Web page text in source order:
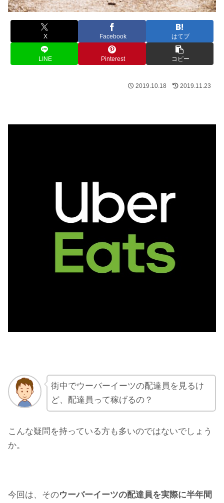
X Facebook はてブ
LINE Pinterest コピー
2019.10.18 2019.11.23
街中でウーバーイーツの配達員を見るけ
ど、配達員って稼げるの？
こんな疑問を持っている方も多いのではないでしょう
か。
今回は、そのウーバーイーツの配達員を実際に半年間